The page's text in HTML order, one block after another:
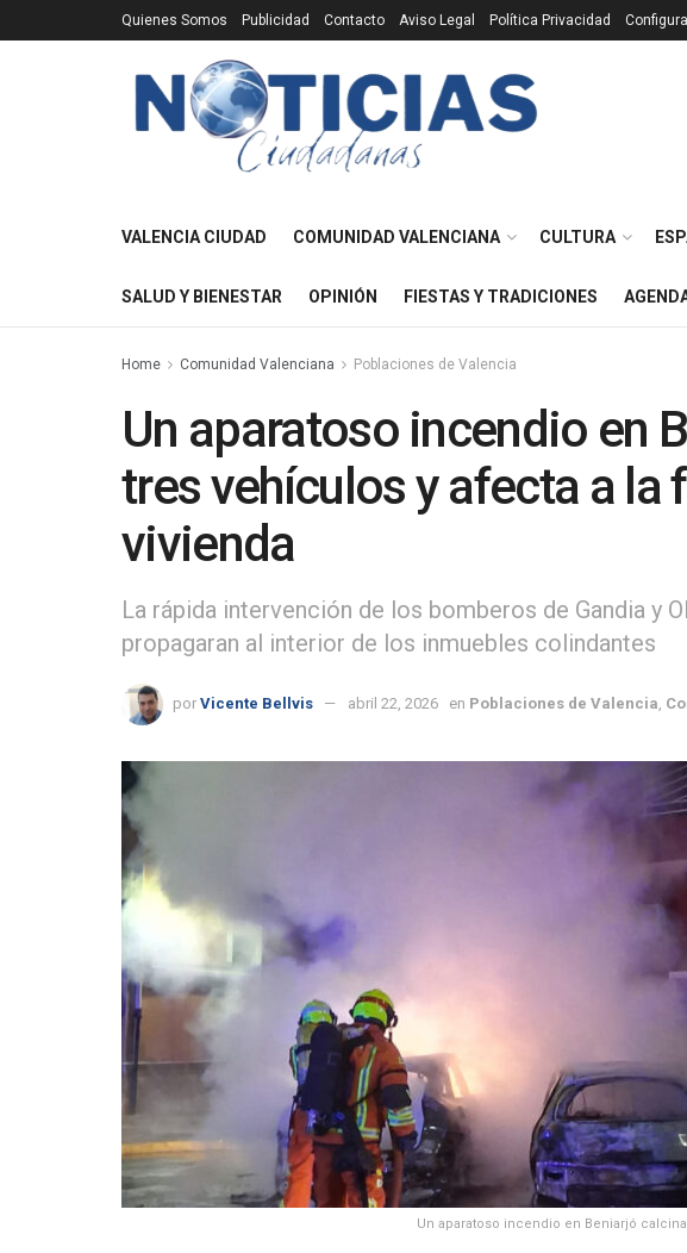
Quienes Somos Publicidad Contacto Aviso Legal Política Privacidad
VALENCIA CIUDAD COMUNIDAD VALENCIANA CULTURA
SALUD Y BIENESTAR OPINIÓN FIESTAS Y TRADICIONES
Home Comunidad Valenciana Poblaciones de Valencia
Un aparatoso incendio en
tres vehículos y afecta a la
vivienda
La rápida intervención de los bomberos de Gandia y
propagaran al interior de los inmuebles colindantes
por Vicente Bellvis abril 22, 2026 en Poblaciones de Valencia
Un aparatoso incendio en Beniarjó